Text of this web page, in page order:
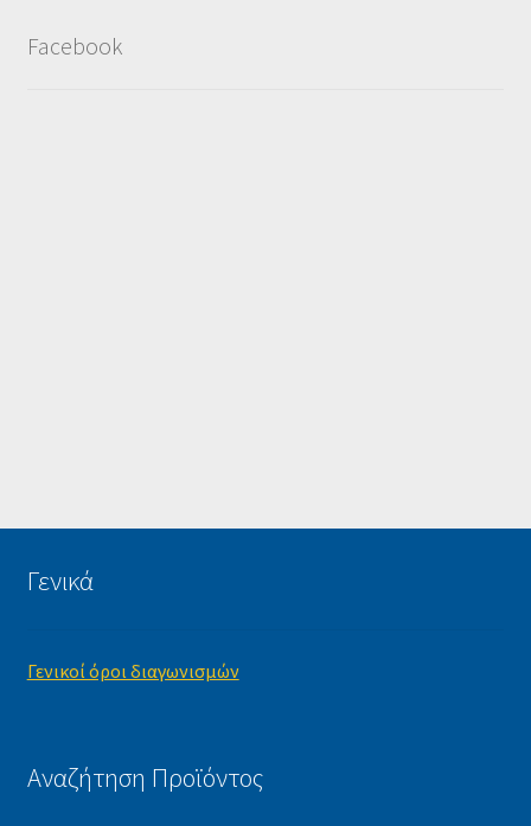
Facebook
Γενικά
Γενικοί όροι διαγωνισμών
Αναζήτηση Προϊόντος